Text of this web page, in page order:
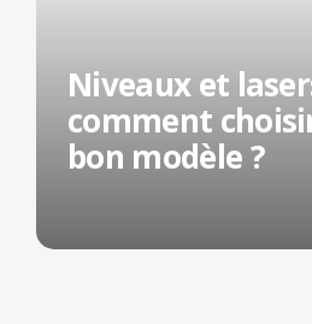
Niveaux et
comment
bon modèle ?